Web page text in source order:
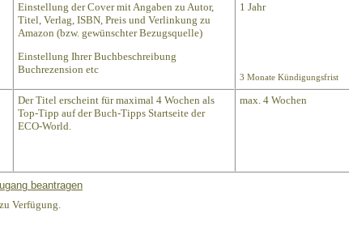
Einstellung der Cover mit Angaben zu Autor,
Titel, Verlag, ISBN, Preis und Verlinkung zu
Amazon (bzw. gewünschter Bezugsquelle)
Einstellung Ihrer Buchbeschreibung
Buchrezension etc
1 Jahr
3 Monate Kündigungsfrist
Der Titel erscheint für maximal 4 Wochen als
Top-Tipp auf der Buch-Tipps Startseite der
ECO-World.
max. 4 Wochen
beantragen
Verfügung.